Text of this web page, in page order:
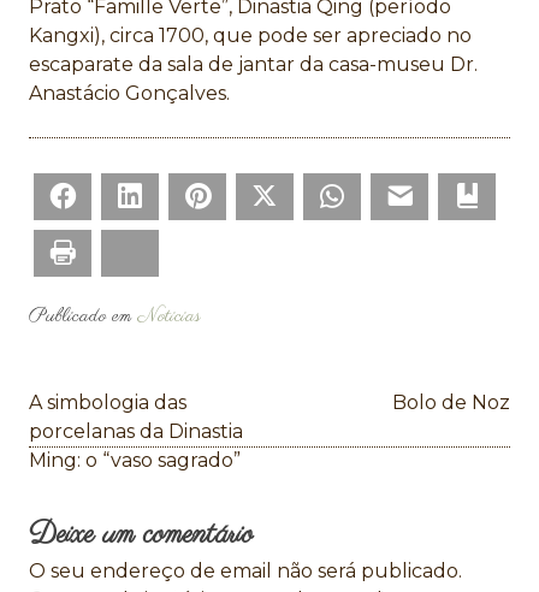
Prato “Famille Verte”, Dinastia Qing (período
Kangxi), circa 1700, que pode ser apreciado no
escaparate da sala de jantar da casa-museu Dr.
Anastácio Gonçalves.
Facebook LinkedIn Pinterest Twitter WhatsApp
Publicado emNoticias
Navegação
de
artigos
A simbologia das
porcelanas da Dinastia
Ming: o “vaso sagrado”
Bolo de Noz
Deixe um comentário
O seu endereço de email não será publicado.